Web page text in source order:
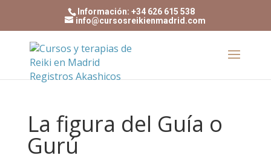
Información: +34 626 615 538
info@cursosreikienmadrid.com
La figura del Guía o
Gurú